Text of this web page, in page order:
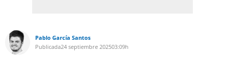
Pablo García Santos
Publicada24 septiembre 202503:09h